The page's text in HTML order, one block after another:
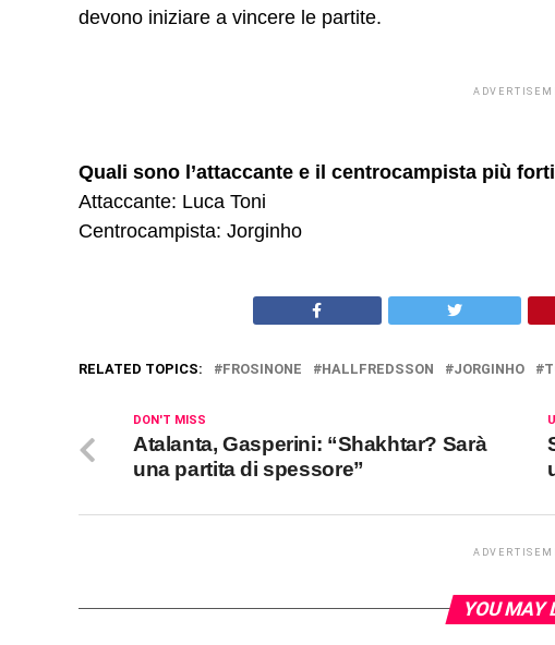
devono iniziare a vincere le partite.
Quali sono l’attaccante e il centrocampista più
Attaccante: Luca Toni
Centrocampista: Jorginho
RELATED TOPICS: FROSINONE HALLFREDSSON JORGINHO
DON'T MISS
Atalanta, Gasperini: “Shakhtar? Sarà
una partita di spessore”
YOU MAY